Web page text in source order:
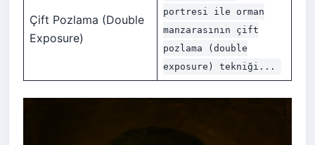
Çift Pozlama (Double
Exposure)
portresi ile orman
manzarasının çift
pozlama (double
exposure) tekniği...